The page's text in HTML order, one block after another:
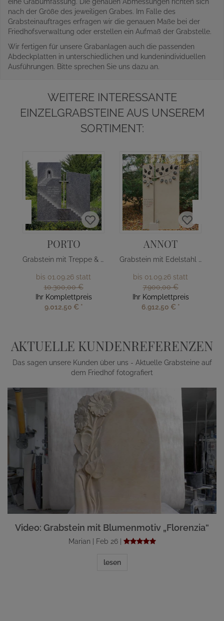
nach der Größe des jeweiligen Grabes. Im Falle des
Grabsteinauftrages erfragen wir die genauen Maße bei der
Friedhofsverwaltung oder erstellen ein Aufmaß der Grabstelle.
Wir fertigen für unsere Grabanlagen auch die passenden
Abdeckplatten in unterschiedlichen und kundenindividuellen
Ausführungen. Bitte sprechen Sie uns dazu an.
WEITERE INTERESSANTE
EINZELGRABSTEINE AUS UNSEREM
SORTIMENT:
PORTO
Grabstein mit Treppe & Edelstahl Kreuz
bis 01.09.26 statt
10.300,00 €
Ihr Komplettpreis
9.012,50 € *
ANNOT
Grabstein mit Edelstahl Baum
bis 01.09.26 statt
7.900,00 €
Ihr Komplettpreis
6.912,50 € *
AKTUELLE KUNDENREFERENZEN
Das sagen unsere Kunden über uns - Aktuelle Grabsteine auf
dem Friedhof fotografiert
Video: Grabstein mit Blumenmotiv „Florenzia“
Marian | Feb 26 |
lesen